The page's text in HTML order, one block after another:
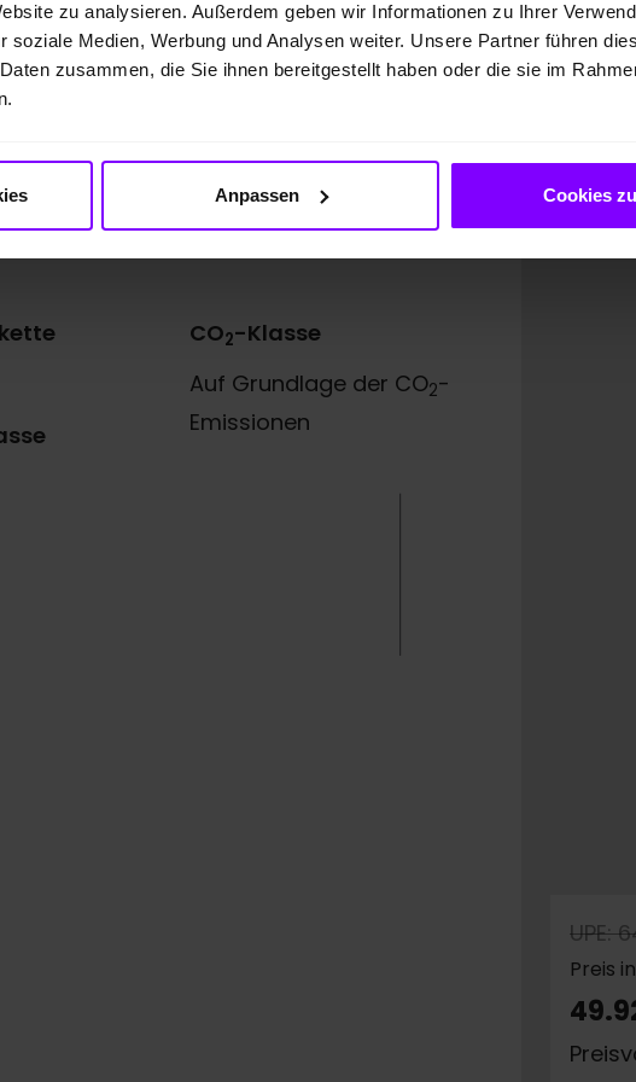
zu analysieren. Außerdem geben wir Informationen zu Ihrer
soziale Medien, Werbung und Analysen weiter. Unsere Partner führen
zusammen, die Sie ihnen bereitgestellt haben oder die sie im
Anpassen Cookies
10.000 km
48 Monate
Braunschweig, für die wir als ungebundener
des Leasingvertrags nötigen
CO2-Klasse
Auf Grundlage der CO2-
Emissionen
UPE:
Preis